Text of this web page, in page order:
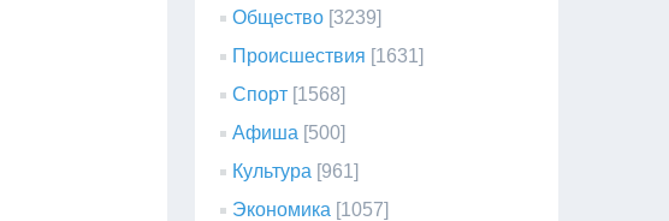
Общество [3239]
Происшествия [1631]
Спорт [1568]
Афиша [500]
Культура [961]
Экономика [1057]